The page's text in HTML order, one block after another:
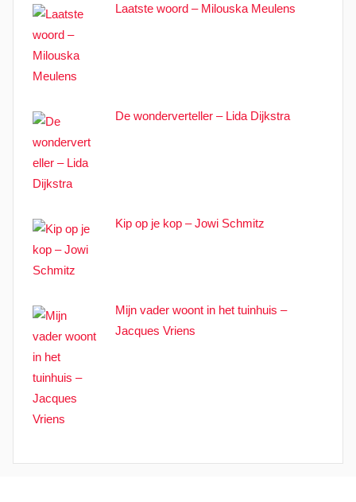
Laatste woord – Milouska Meulens
De wonderverteller – Lida Dijkstra
Kip op je kop – Jowi Schmitz
Mijn vader woont in het tuinhuis –
Jacques Vriens